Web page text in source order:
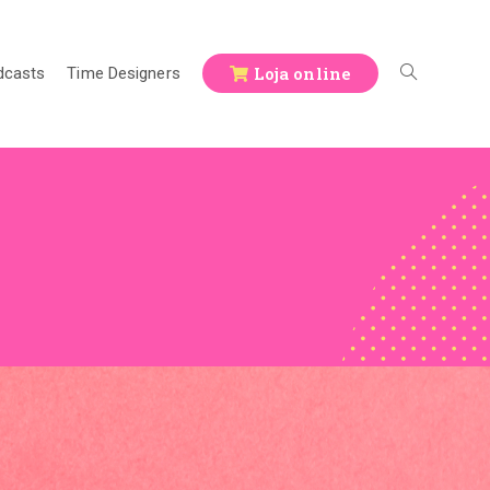
Time Designers Loja online